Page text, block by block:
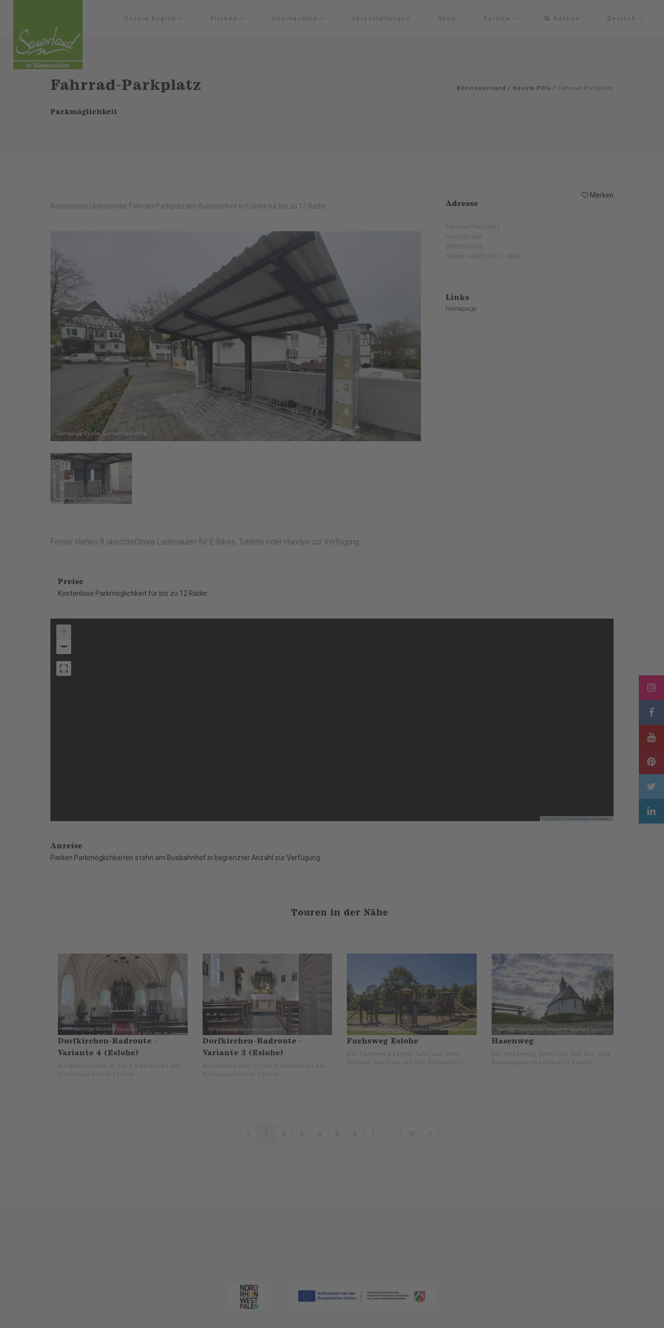
Unsere Region Erleben Übernachten Veranstaltungen Shop Service Suchen Deutsch
Fahrrad-Parkplatz
Parkmöglichkeit
#deinsauerland / Neusta POIs / Fahrrad-Parkplatz
Merken
Kostenloser überdachter Fahrrad-Parkplatz am Busbahnhof in Eslohe für bis zu 12 Räder.
Adresse
Fahrrad-Parkplatz
Hauptstraße
59889 Eslohe
Telefon: +49 (0) 2973 - 8000
Links
Homepage
Ferner stehen 8 abschließbare Ladesäulen für E-Bikes, Tablets oder Handys zur Verfügung.
Preise
Kostenlose Parkmöglichkeit für bis zu 12 Räder.
−
Leaflet OpenStreetMapcontributors
Anreise
Parken Parkmöglichkeiten stehn am Busbahnhof in begrenzter Anzahl zur Verfügung.
Touren in der Nähe
Dorfkirchen-Radroute -
Variante 4 (Eslohe)
Ausgangspunkt ist der Parkplatz an der
Schützenhalle in Eslohe.
Dorfkirchen-Radroute -
Variante 3 (Eslohe)
Ausgangspunkt ist der Parkplatz an der
Schützenhalle in Eslohe.
Fuchsweg Eslohe
Der Fuchsweg Eslohe führt auf einer
Strecke von 5 km um den Rehenberg.
Hasenweg
Der Hasenweg gehört zu den Kur- und
Rundwegen im Luftkurort Eslohe.
1 2 3 4 5 6 7 ... 10